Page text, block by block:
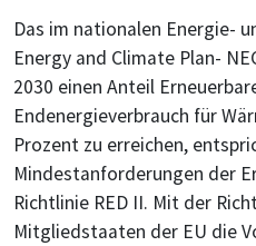
Das im nationalen Energie-
Energy and Climate Plan-
2030 einen Anteil
Endenergieverbrauch für
Prozent zu erreichen,
Mindestanforderungen der
Richtlinie RED II. Mit der
Mitgliedstaaten der EU die